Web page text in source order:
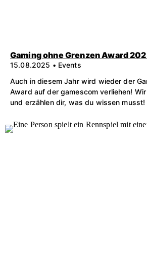
Gaming ohne Grenzen Award
15.08.2025 • Events
Auch in diesem Jahr wird wieder der
Award auf der gamescom verliehen!
und erzählen dir, was du wissen musst!